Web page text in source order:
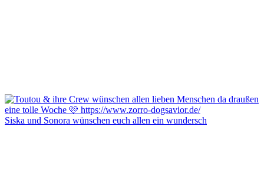
Siska und Sonora wünschen euch allen ein wundersch